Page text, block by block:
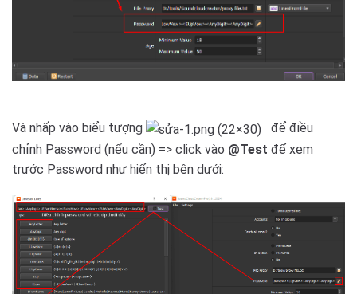
Và nhấp vào biểu tượng
để điều
chỉnh Password (nếu cần) => click vào @Test để xem
trước Password như hiển thị bên dưới: